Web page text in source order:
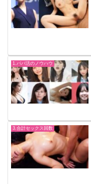
1.パパ活のノウハウ
3.合計セックス回数